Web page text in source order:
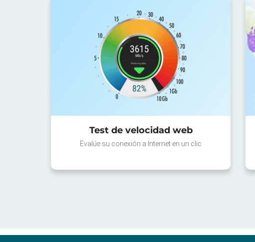
Test de velocidad web
Evalúe su conexión a Internet en un clic